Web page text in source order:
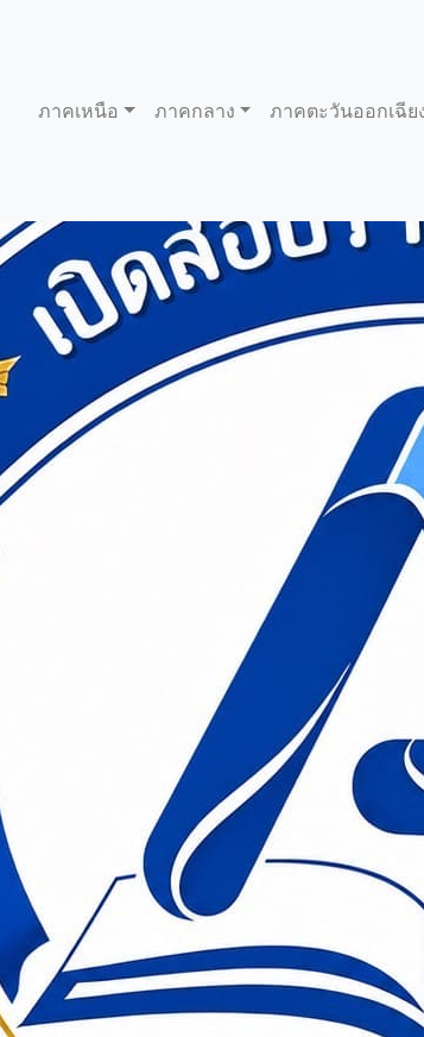
ภาคเหนือ ภาคกลาง ภาคตะวันออกเฉีย